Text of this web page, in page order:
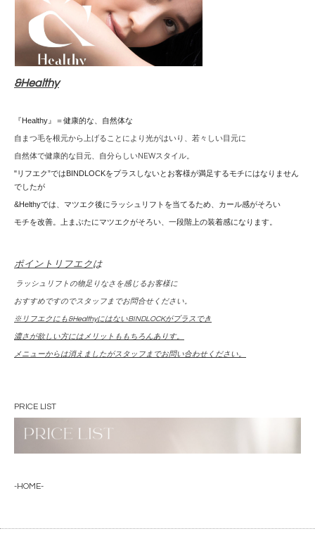
&Healthy
『Healthy』＝健康的な、自然体な
自まつ毛を根元から上げることにより光がはいり、若々しい目元に
自然体で健康的な目元、自分らしいNEWスタイル。
"リフエク”ではBINDLOCKをプラスしないとお客様が満足するモチにはなりません
でしたが
&Helthyでは、マツエク後にラッシュリフトを当てるため、カール感がそろい
モチを改善。上まぶたにマツエクがそろい、一段階上の装着感になります。
ポイントリフエクは
ラッシュリフトの物足りなさを感じるお客様に
おすすめですのでスタッフまでお問合せください。
※リフエクにも&HealthyにはないBINDLOCKがプラスでき
濃さが欲しい方にはメリットももちろんありす。
メニューからは消えましたがスタッフまでお問い合わせください。
PRICE LIST
-HOME-